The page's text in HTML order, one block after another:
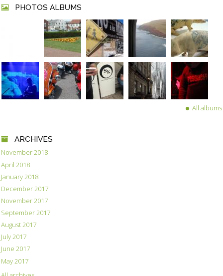
PHOTOS ALBUMS
All albums
ARCHIVES
November 2018
April 2018
January 2018
December 2017
November 2017
September 2017
August 2017
July 2017
June 2017
May 2017